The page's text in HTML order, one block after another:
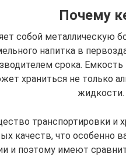
Почему
собой металлическую
напитка в
срока.
храниться не только
жидкости.
транспортировки и
качеств, что особенно
и поэтому имеют